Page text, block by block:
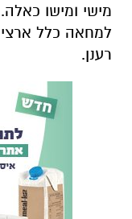
מישי ומישו
למחאה כלל
רענן.